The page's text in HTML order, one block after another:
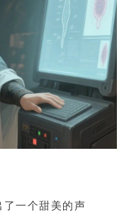
一个甜美的声